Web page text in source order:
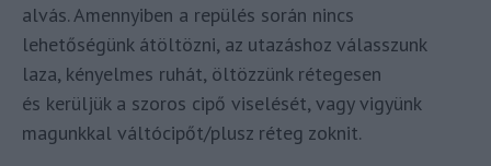
alvás. Amennyiben a repülés során nincs
lehetőségünk átöltözni, az utazáshoz válasszunk
laza, kényelmes ruhát, öltözzünk rétegesen
és kerüljük a szoros cipő viselését, vagy vigyünk
magunkkal váltócipőt/plusz réteg zoknit.